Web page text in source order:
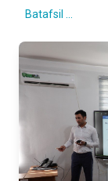
Batafsil ...